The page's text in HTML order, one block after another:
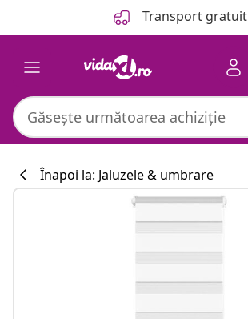
Transport gratuit
Înapoi la: Jaluzele & umbrare